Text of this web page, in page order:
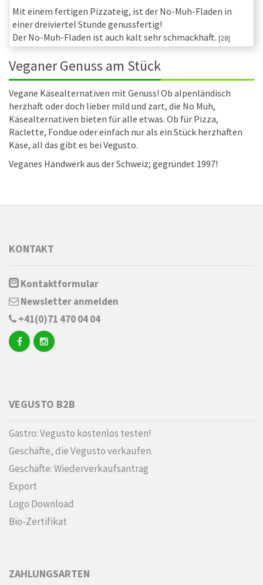
Mit einem fertigen Pizzateig, ist der No-Muh-Fladen in
einer dreiviertel Stunde genussfertig!
Der No-Muh-Fladen ist auch kalt sehr schmackhaft. [28]
Veganer Genuss am Stück
Vegane Käsealternativen mit Genuss! Ob alpenländisch
herzhaft oder doch lieber mild und zart, die No Muh,
Käsealternativen bieten für alle etwas. Ob für Pizza,
Raclette, Fondue oder einfach nur als ein Stück herzhaften
Käse, all das gibt es bei Vegusto.
Veganes Handwerk aus der Schweiz; gegründet 1997!
KONTAKT
Kontaktformular
Newsletter anmelden
+41(0)71 470 04 04
VEGUSTO B2B
Gastro: Vegusto kostenlos testen!
Geschäfte, die Vegusto verkaufen.
Geschäfte: Wiederverkaufsantrag
Export
Logo Download
Bio-Zertifikat
ZAHLUNGSARTEN